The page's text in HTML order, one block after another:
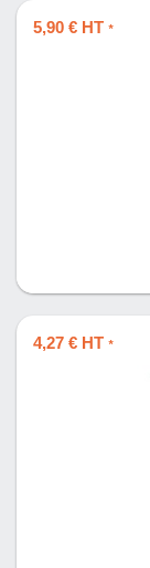
5,90 € HT *
4,27 € HT *